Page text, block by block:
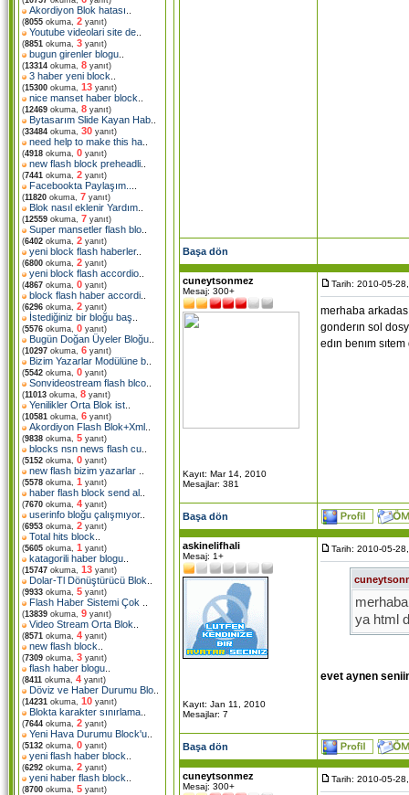
Akordiyon Blok hatası
(8055 okuma, 2 yanıt)
Youtube videolari site de
(8851 okuma, 3 yanıt)
bugun girenler blogu
(13314 okuma, 8 yanıt)
3 haber yeni block
(15300 okuma, 13 yanıt)
nice manset haber block
(12469 okuma, 8 yanıt)
Bytasarım Slide Kayan Hab
(33484 okuma, 30 yanıt)
need help to make this ha
(4918 okuma, 0 yanıt)
new flash block preheadli
(7441 okuma, 2 yanıt)
Facebookta Paylaşım..
(11820 okuma, 7 yanıt)
Blok nasıl eklenir Yardım
(12559 okuma, 7 yanıt)
Super mansetler flash blo
(6402 okuma, 2 yanıt)
yeni block flash haberler..
(6800 okuma, 2 yanıt)
yeni block flash accordio
(4867 okuma, 0 yanıt)
block flash haber accordi
(6296 okuma, 2 yanıt)
İstediğiniz bir bloğu baş
(5576 okuma, 0 yanıt)
Bugün Doğan Üyeler Bloğu
(10297 okuma, 6 yanıt)
Bizim Yazarlar Modülüne b
(5542 okuma, 0 yanıt)
Sonvideostream flash blco
(11013 okuma, 8 yanıt)
Yenilikler Orta Blok ist
(10581 okuma, 6 yanıt)
Akordiyon Flash Blok+Xml
(9838 okuma, 5 yanıt)
blocks nsn news flash cu
(5152 okuma, 0 yanıt)
new flash bizim yazarlar
(5578 okuma, 1 yanıt)
haber flash block send al
(7670 okuma, 4 yanıt)
userinfo bloğu çalışmıyor..
(6953 okuma, 2 yanıt)
Total hits block
(5605 okuma, 1 yanıt)
katagorili haber blogu
(15747 okuma, 13 yanıt)
Dolar-Tl Dönüştürücü Blok
(9933 okuma, 5 yanıt)
Flash Haber Sistemi Çok
(13839 okuma, 9 yanıt)
Video Stream Orta Blok
(8571 okuma, 4 yanıt)
new flash block
(7309 okuma, 3 yanıt)
flash haber blogu
(8411 okuma, 4 yanıt)
Döviz ve Haber Durumu Blo
(14231 okuma, 10 yanıt)
Blokta karakter sınırlama
(7644 okuma, 2 yanıt)
Yeni Hava Durumu Block'u
(5132 okuma, 0 yanıt)
yeni flash haber block
(6292 okuma, 2 yanıt)
yeni haber flash block
(8700 okuma, 5 yanıt)
Başa dön
cuneytsonmez
Mesaj: 300+
Kayıt: Mar 14, 2010
Mesajlar: 381
Tarih: 2010-05-
merhaba
gonderın sol
edın benım
Başa dön
askinelifhali
Mesaj: 1+
Kayıt: Jan 11, 2010
Mesajlar: 7
Tarih: 2010-05-
ya html
yanı
evet aynen
Başa dön
cuneytsonmez
Mesaj: 300+
Tarih: 2010-05-